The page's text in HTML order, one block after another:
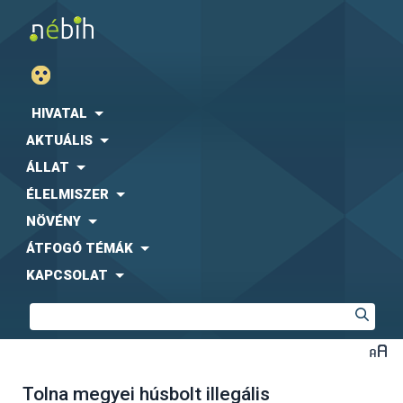
HIVATAL
AKTUÁLIS
ÁLLAT
ÉLELMISZER
NÖVÉNY
ÁTFOGÓ TÉMÁK
KAPCSOLAT
Tolna megyei húsbolt illegális